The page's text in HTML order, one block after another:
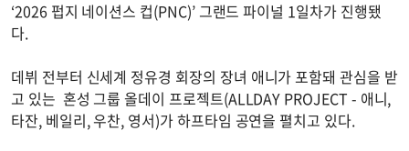
‘2026 펍지 네이션스 컵(PNC)’ 그랜드 파이널 1일차가 진행됐
다.
데뷔 전부터 신세계 정유경 회장의 장녀 애니가 포함돼 관심을 받
고 있는 혼성 그룹 올데이 프로젝트(ALLDAY PROJECT - 애니,
타잔, 베일리, 우찬, 영서)가 하프타임 공연을 펼치고 있다.